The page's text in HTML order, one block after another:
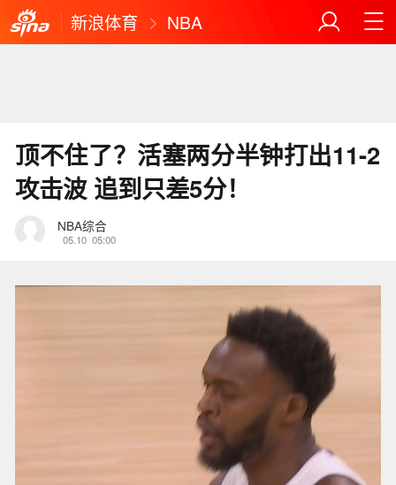
新浪体育 NBA
顶不住了？活塞两分半钟打出11-2
攻击波 追到只差5分！
NBA综合
05.10 05:00